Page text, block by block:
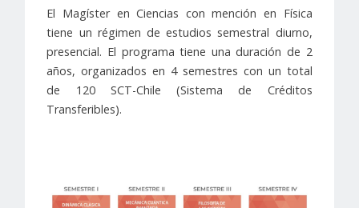
El Magíster en Ciencias con mención en Física
tiene un régimen de estudios semestral diurno,
presencial. El programa tiene una duración de 2
años, organizados en 4 semestres con un total
de 120 SCT-Chile (Sistema de Créditos
Transferibles).